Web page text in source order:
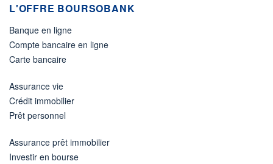
L'OFFRE BOURSOBANK
Banque en ligne
Compte bancaire en ligne
Carte bancaire
Assurance vie
Crédit immobilier
Prêt personnel
Assurance prêt immobilier
Investir en bourse